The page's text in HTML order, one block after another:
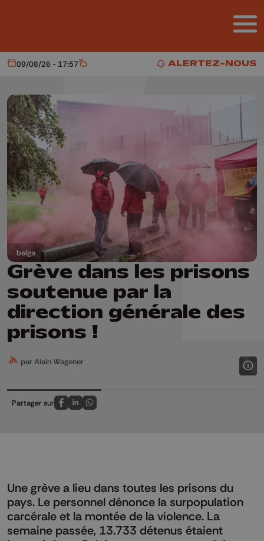
ALERTEZ-NOUS
ALERTEZ-NOUS
Aujourd'hui
09/08/26 - 17:57 Météo
Grève dans les prisons
soutenue par la
direction générale des
prisons !
par Alain Wagener
Partager sur
Partagez sur FaceBook
Partagez sur LinkedIn
Partagez sur Whatsapp
belga
Une grève a lieu dans toutes les prisons du
pays. Le personnel dénonce la surpopulation
carcérale et la montée de la violence. La
semaine passée, 13.733 détenus étaient